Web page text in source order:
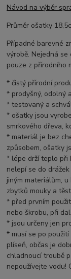
Návod na výběr
Průměr ošatky
Případné barevné
výrobě. Nejedná
pouze z přírodního
* čistý přírodní
* prodyšný, odolný
* testovaný a
* ošatky jsou
smrkového dřeva,
* materiál je bez
způsobem, ošatky
* lépe drží teplo při
nelepí se do
jiným materiálům,
zbytků mouky a
* před prvním
nebo škrobu, při
* jsou určeny jen
* musí se po
plíseň, občas je
chladnoucí troubě
nepoužívejte vodu!